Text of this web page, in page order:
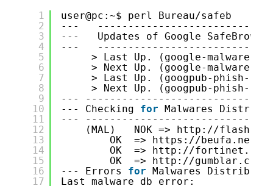
1
2
3
4
5
6
7
8
9
10
11
12
13
14
15
16
17
user@pc:~$ perl Bureau/safeb
---
---   Updates of Google
---
> Last Up. (google-malware-
> Next Up. (google-malware-
> Last Up. (googpub-phish-
> Next Up. (googpub-phish-
---
--- Checking for Malwares
---
(MAL)   NOK => http: //
OK  => https: //beufa .net
OK  => http: //fortinet .com
OK  => http: //gumblar .cn
--- Errors for Malwares
Last malware_db error: